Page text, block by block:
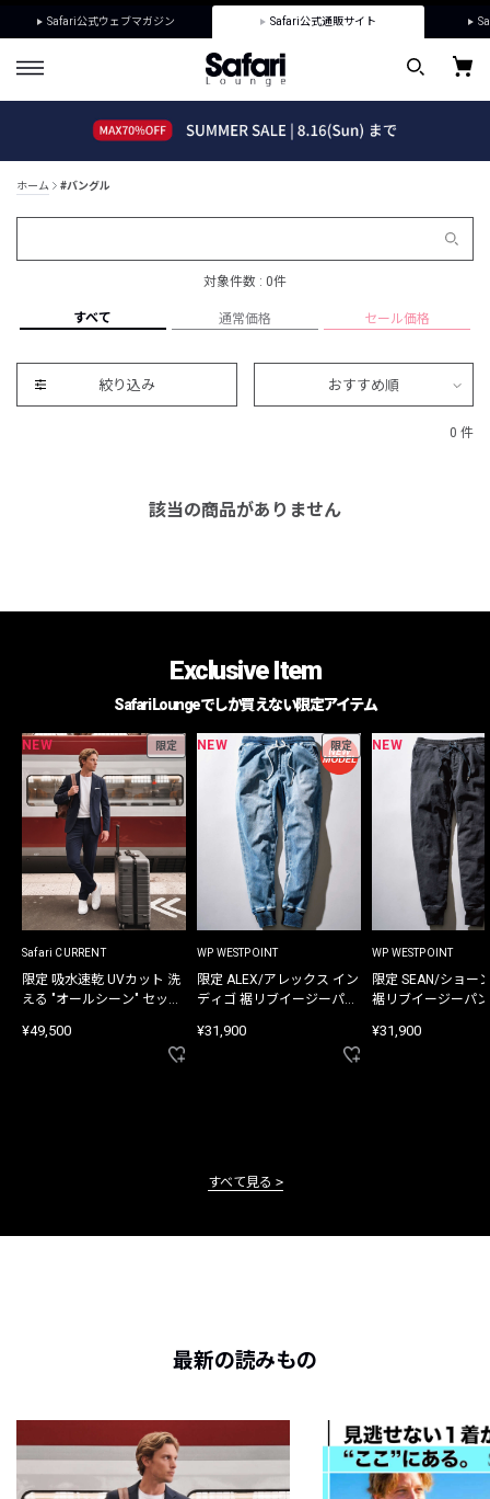
Safari公式ウェブマガジン Safari公式通販サイト
ホーム #バングル
対象件数 : 0件
すべて 通常価格 セール価格
絞り込み おすすめ順
0 件
該当の商品がありません
Exclusive Item
Safari Loungeでしか買えない限定アイテム
NEW 限定
Safari CURRENT
限定 吸水速乾 UVカット 洗
える "オールシーン" セット
¥49,500
NEW 限定
WP WESTPOINT
限定 ALEX/アレックス イン
ディゴ 裾リブイージーパン
¥31,900
NEW
WP WESTPOINT
限定 SEAN/ショー
裾リブイージーパ
¥31,900
すべて見る
最新の読みもの